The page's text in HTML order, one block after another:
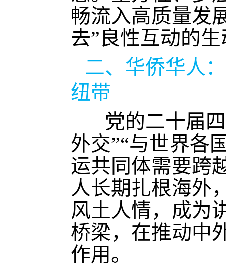
畅流入高质量发
去”良性互动的
二、华侨华人
纽带
党的二十届
外交”“与世界各
运共同体需要跨
人长期扎根海外
风土人情，成为
桥梁，在推动中
作用。